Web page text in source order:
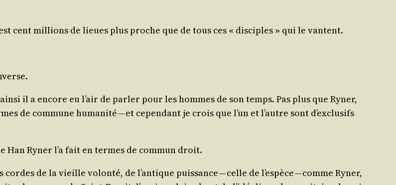
cent mil­lions de lieues plus proche que de tous ces « dis­ciples » qui le vantent.
il a encore eu l’air de par­ler pour les hommes de son temps. Pas plus que Ryner,
de com­mune huma­ni­té — et cepen­dant je crois que l’un et l’autre sont d’exclusifs
Han Ryner l’a fait en termes de com­mun droit.
de la vieille volon­té, de l’antique puis­sance — celle de l’espèce — comme Ryner,